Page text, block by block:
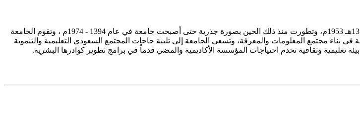
تأسست جامعة الإمام محمد بن سعود الإسلامية ممثلة في كلية الشريعة في سنة 1373هـ 1953م، وتطورت منذ ذلك الحين بصورة جذرية حتى أصبحت جامعة في عام 1394 - 1974م ، وتقوم الجامعة
في بناء مجتمع المعلومات والمعرفة، وتسعى الجامعة إلى تلبية حاجات المجتمع السعودي التعليمية والتنموية
تعليمية وثقافية تخدم احتياجات المؤسسة الأكاديمية والمضي قدماً في برامج تطوير كوادرها البشرية.